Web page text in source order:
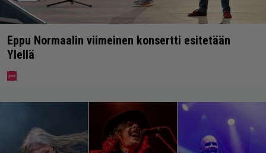
Eppu Normaalin viimeinen konsertti esitetään
Ylellä